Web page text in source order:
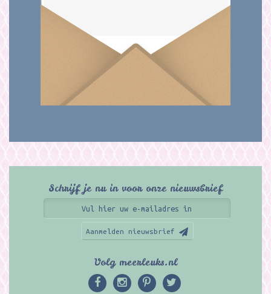
Schrijf je nu in voor onze nieuwsbrief
Aanmelden nieuwsbrief
Volg meerleuks.nl